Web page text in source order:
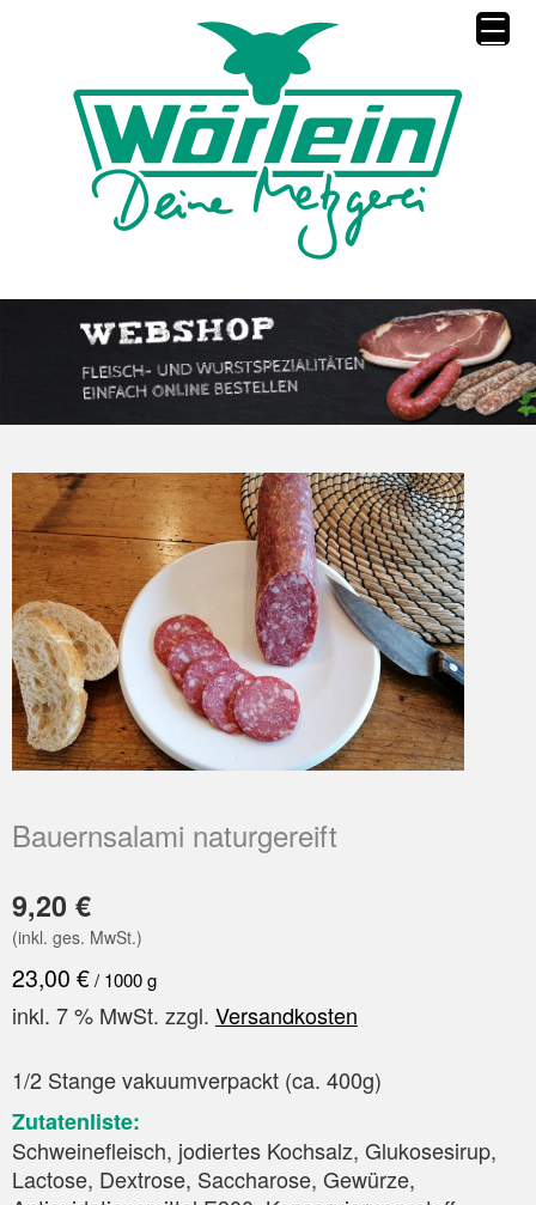
Bauernsalami naturgereift
9,20 €
(inkl. ges. MwSt.)
23,00 €/ 1000g
inkl. 7 % MwSt. zzgl. Versandkosten
1/2 Stange vakuumverpackt (ca. 400g)
Zutatenliste:
Schweinefleisch, jodiertes Kochsalz, Glukosesirup,
Lactose, Dextrose, Saccharose, Gewürze,